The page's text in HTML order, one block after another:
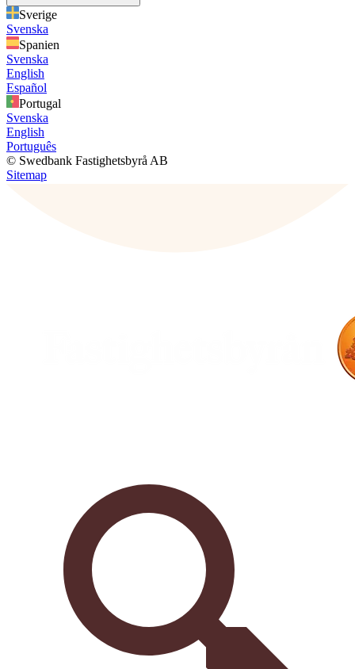
Sverige
Svenska
Spanien
Svenska
English
Español
Portugal
Svenska
English
Português
© Swedbank Fastighetsbyrå AB
Sitemap